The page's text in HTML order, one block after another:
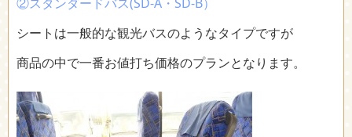
シートは一般的な観光バスのようなタイプですが
商品の中で一番お値打ち価格のプランとなります。